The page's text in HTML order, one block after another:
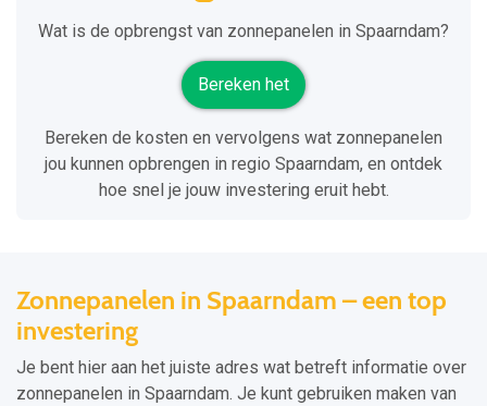
Wat is de opbrengst van zonnepanelen in Spaarndam?
Bereken het
Bereken de kosten en vervolgens wat zonnepanelen
jou kunnen opbrengen in regio Spaarndam, en ontdek
hoe snel je jouw investering eruit hebt.
Zonnepanelen in Spaarndam – een top
investering
Je bent hier aan het juiste adres wat betreft informatie over
zonnepanelen in Spaarndam. Je kunt gebruiken maken van